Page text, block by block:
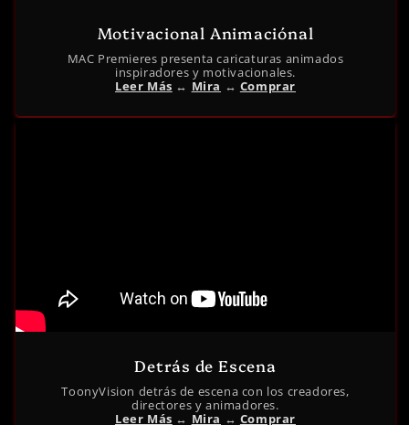
Motivacional Animaciónal
MAC Premieres presenta caricaturas animados
inspiradores y motivacionales.
Leer Más ↔︎ Mira ↔︎ Comprar
Detrás de Escena
ToonyVision detrás de escena con los creadores,
directores y animadores.
Leer Más ↔︎ Mira ↔︎ Comprar